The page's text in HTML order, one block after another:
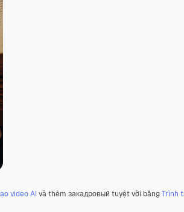
video AIvà thêm закадровый tuyệt vời bằngTrình